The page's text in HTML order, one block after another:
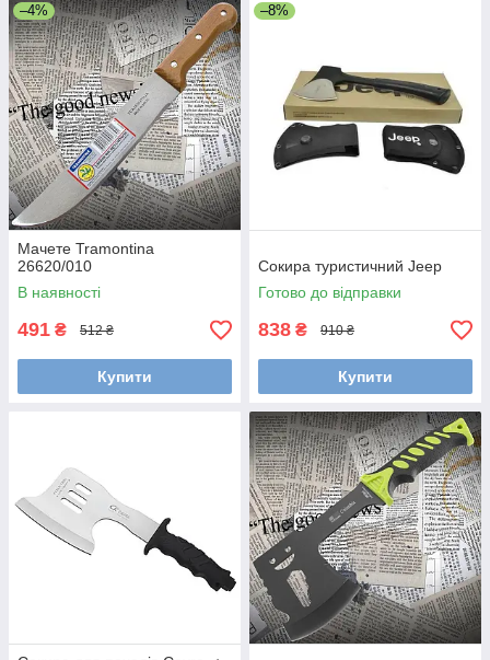
–4%
Мачете Tramontina
26620/010
В наявності
491 ₴ 512 ₴
Купити
–8%
Сокира туристичний Jeep
Готово до відправки
838 ₴ 910 ₴
Купити